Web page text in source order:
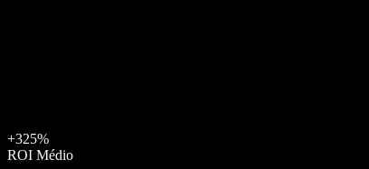
+325%
ROI Médio